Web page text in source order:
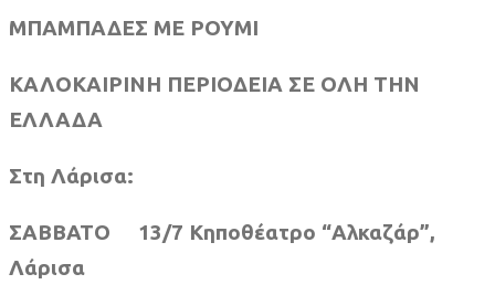
ΜΠΑΜΠΑΔΕΣ ΜΕ ΡΟΥΜΙ
ΚΑΛΟΚΑΙΡΙΝΗ ΠΕΡΙΟΔΕΙΑ ΣΕ ΟΛΗ ΤΗΝ
ΕΛΛΑΔΑ
Στη Λάρισα:
ΣΑΒΒΑΤΟ 13/7 Κηποθέατρο “Αλκαζάρ”,
Λάρισα